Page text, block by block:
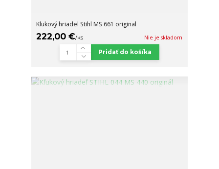
Klukový hriadel Stihl MS 661 original
222,00 €/ks Nie je skladom
Pridať do košíka